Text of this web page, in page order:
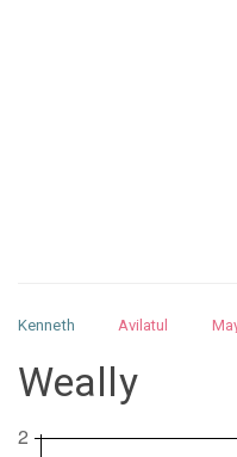
Kenneth Avilatul
Nurhilman
Pathin
Weally